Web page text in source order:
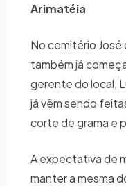
Arimatéia
No cemitério
também já
gerente do local,
já vêm sendo
corte de grama e
A expectativa de
manter a mesma